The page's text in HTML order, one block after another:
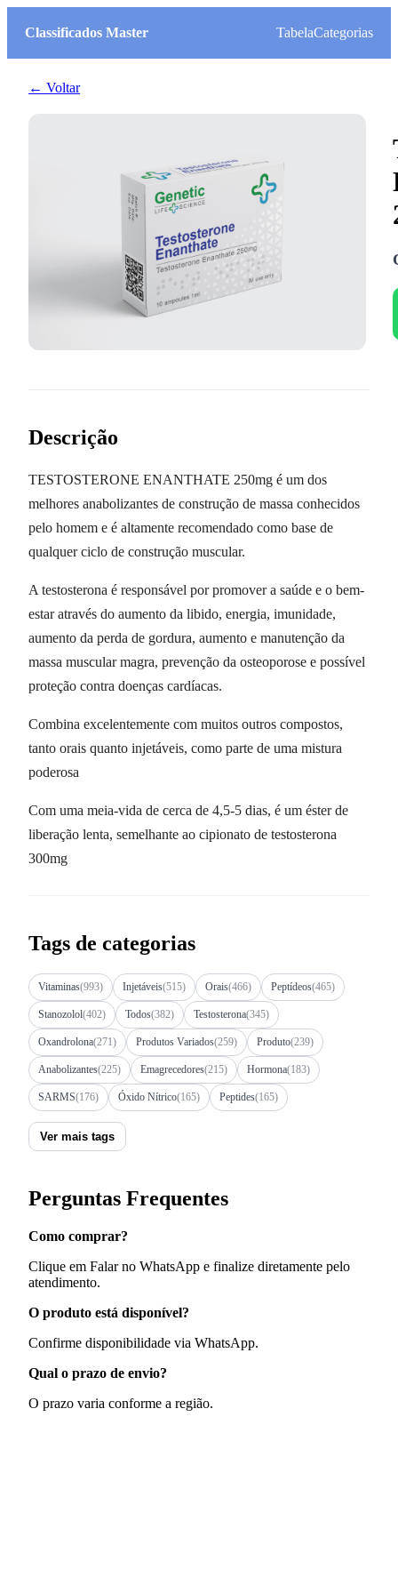
Classificados Master TabelaCategorias
← Voltar
Descrição
TESTOSTERONE ENANTHATE 250mg é um dos
melhores anabolizantes de construção de massa conhecidos
pelo homem e é altamente recomendado como base de
qualquer ciclo de construção muscular.
A testosterona é responsável por promover a saúde e o bem-
estar através do aumento da libido, energia, imunidade,
aumento da perda de gordura, aumento e manutenção da
massa muscular magra, prevenção da osteoporose e possível
proteção contra doenças cardíacas.
Combina excelentemente com muitos outros compostos,
tanto orais quanto injetáveis, como parte de uma mistura
poderosa
Com uma meia-vida de cerca de 4,5-5 dias, é um éster de
liberação lenta, semelhante ao cipionato de testosterona
300mg
Tags de categorias
Vitaminas(993) Injetáveis(515) Orais(466) Peptídeos(465)
Stanozolol(402) Todos(382) Testosterona(345)
Oxandrolona(271) Produtos Variados(259) Produto(239)
Anabolizantes(225) Emagrecedores(215) Hormona(183)
SARMS(176) Óxido Nítrico(165) Peptides(165)
Ver mais tags
Perguntas Frequentes
Como comprar?
Clique em Falar no WhatsApp e finalize diretamente pelo
atendimento.
O produto está disponível?
Confirme disponibilidade via WhatsApp.
Qual o prazo de envio?
O prazo varia conforme a região.